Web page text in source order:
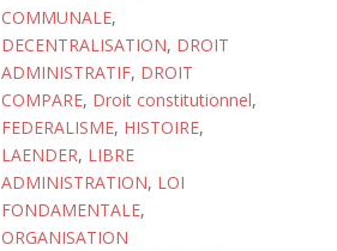
COMMUNALE,
DECENTRALISATION, DROIT
ADMINISTRATIF, DROIT
COMPARE, Droit constitutionnel,
FEDERALISME, HISTOIRE,
LAENDER, LIBRE
ADMINISTRATION, LOI
FONDAMENTALE,
ORGANISATION